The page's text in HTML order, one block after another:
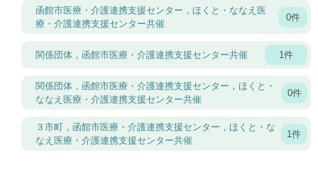
函館市医療・介護連携支援センター，ほくと・ななえ医
療・介護連携支援センター共催
0件
関係団体，函館市医療・介護連携支援センター共催 1件
関係団体，函館市医療・介護連携支援センター，ほくと・
ななえ医療・介護連携支援センター共催
0件
３市町，函館市医療・介護連携支援センター，ほくと・な
なえ医療・介護連携支援センター共催
1件